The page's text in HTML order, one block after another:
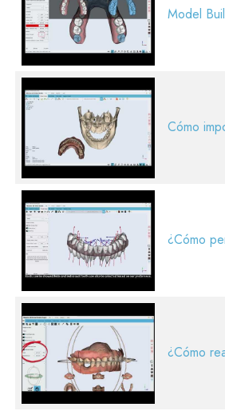
Model
Cómo
¿Cómo
¿Cómo